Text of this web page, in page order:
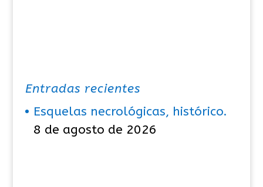
Entradas recientes
Esquelas necrológicas, histórico.
8 de agosto de 2026